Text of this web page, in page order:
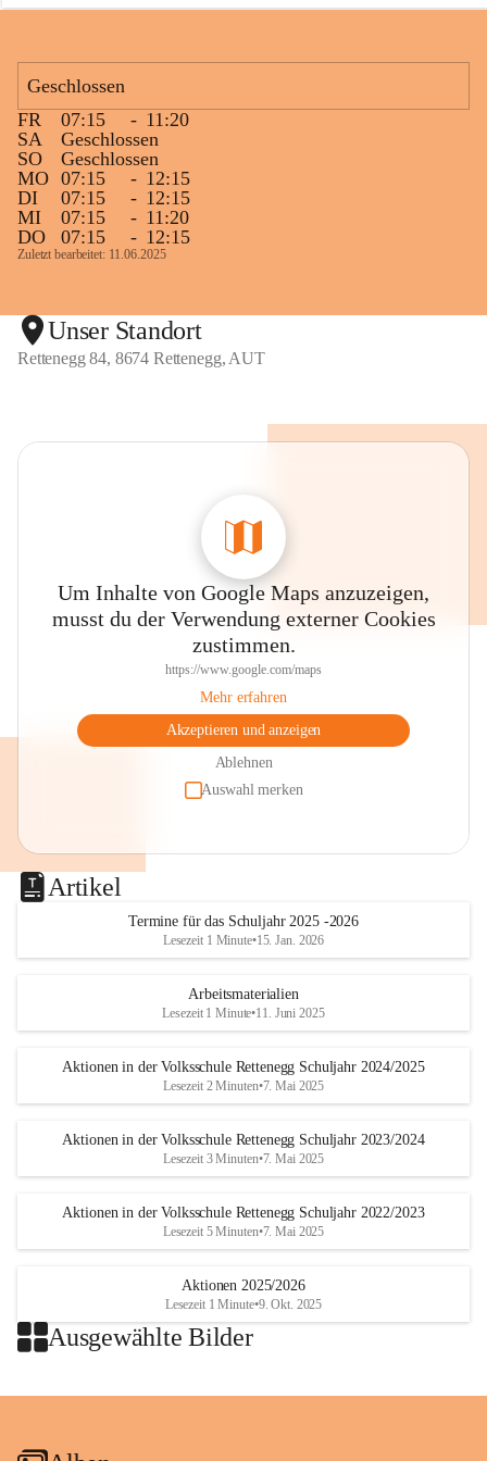
n
Geschlossen
FR
07:15 - 11:20
SA
Geschlossen
SO
Geschlossen
MO 07:15 - 12:15
DI
07:15 - 12:15
MI
07:15 - 11:20
DO
07:15 - 12:15
Zuletzt bearbeitet: 11.06.2025
Unser Standort
Rettenegg 84, 8674 Rettenegg, AUT
Um Inhalte von Google Maps anzuzeigen,
musst du der Verwendung externer Cookies
zustimmen.
https://www.google.com/maps
Mehr erfahren
Akzeptieren und anzeigen
Ablehnen
Auswahl merken
Artikel
Termine für das Schuljahr 2025 -2026
Lesezeit 1 Minute•15. Jan. 2026
Arbeitsmaterialien
Lesezeit 1 Minute•11. Juni 2025
Aktionen in der Volksschule Rettenegg Schuljahr 2024/2025
Lesezeit 2 Minuten•7. Mai 2025
Aktionen in der Volksschule Rettenegg Schuljahr 2023/2024
Lesezeit 3 Minuten•7. Mai 2025
Aktionen in der Volksschule Rettenegg Schuljahr 2022/2023
Lesezeit 5 Minuten•7. Mai 2025
Aktionen 2025/2026
Lesezeit 1 Minute•9. Okt. 2025
Ausgewählte Bilder